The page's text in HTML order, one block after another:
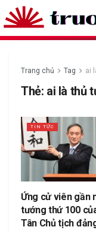
Trang chủ Tag ai
Thẻ: ai là thủ
TIN TỨC
TIN TỨC
Ứng cử viên gần
tướng thứ 100
Tân Chủ tịch